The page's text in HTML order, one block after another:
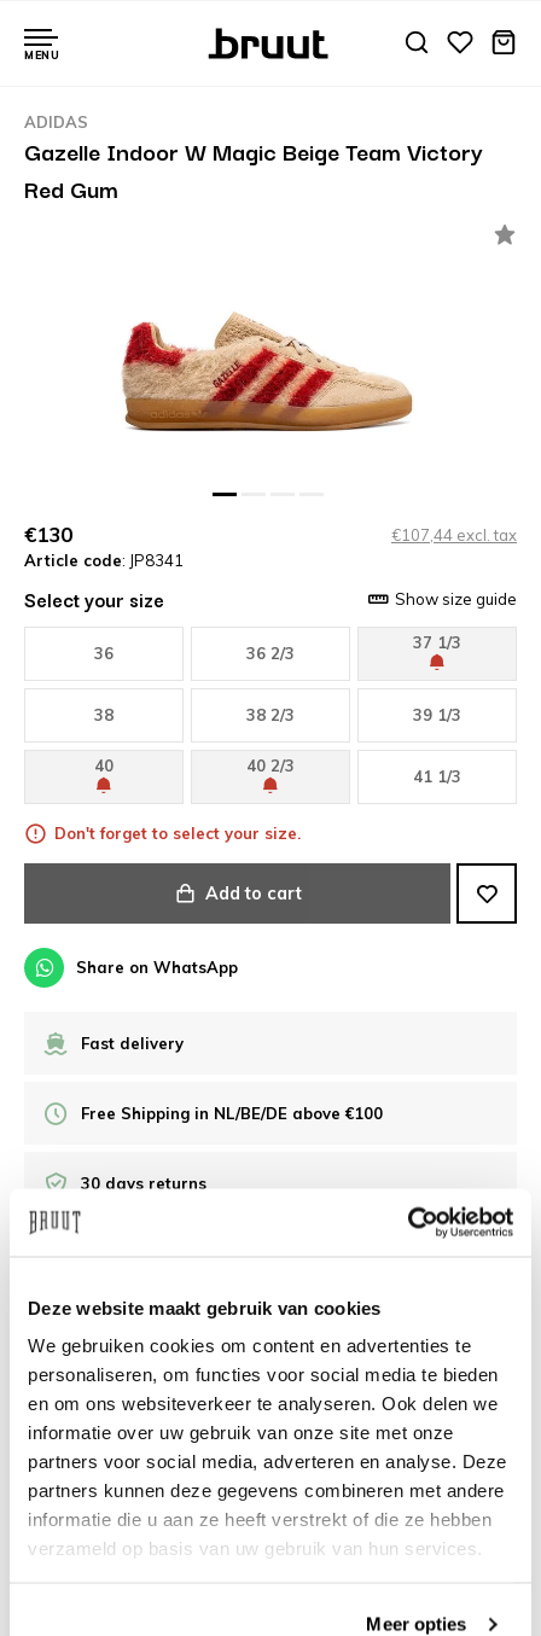
Deze website maakt gebruik van cookies
We gebruiken cookies om content en advertenties te
personaliseren, om functies voor social media te bieden
en om ons websiteverkeer te analyseren. Ook delen we
informatie over uw gebruik van onze site met onze
partners voor social media, adverteren en analyse. Deze
partners kunnen deze gegevens combineren met andere
informatie die u aan ze heeft verstrekt of die ze hebben
verzameld op basis van uw gebruik van hun services.
Meer opties
MENU
ADIDAS
Gazelle Indoor W Magic Beige Team Victory
Red Gum
€130
€107,44 excl. tax
Article code: JP8341
Select your size Show size guide
36 36 2/3
37 1/3
38 38 2/3 39 1/3
40 40 2/3
41 1/3
Don't forget to select your size.
Add to cart
Share on WhatsApp
Fast delivery
Free Shipping in NL/BE/DE above €100
30 days returns
Need help?We're glad to help
info@bruut.nl Live chat Whatsapp
About this product
Shipment and returns